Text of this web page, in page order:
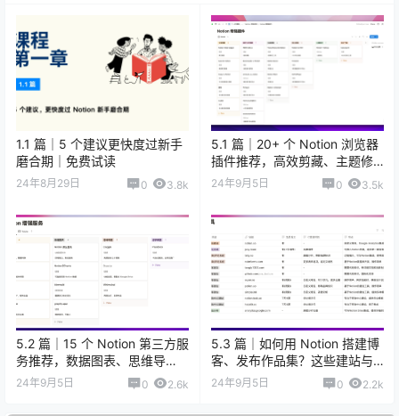
1.1 篇｜5 个建议更快度过新手
磨合期｜免费试读
24年8月29日 0 3.8k
5.1 篇｜20+ 个 Notion 浏览器
插件推荐，高效剪藏、主题修
改、侧边目录、PDF 导出
24年9月5日 0 3.5k
5.2 篇｜15 个 Notion 第三方服
务推荐，数据图表、思维导
图、自动化流程、小组件
24年9月5日 0 2.6k
5.3 篇｜如何用 Notion 搭建博
客、发布作品集？这些建站与
互动运营工具值得推荐
24年9月5日 0 2.2k